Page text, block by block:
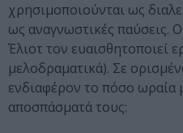
χρησιμοποιούνται ως
ως αναγνωστικές παύσεις.
Έλιοτ τον ευαισθητοποιεί
μελοδραματικά). Σε
ενδιαφέρον το πόσο
αποσπάσματά τους: